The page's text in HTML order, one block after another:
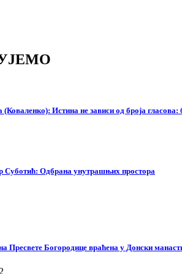
Истина не зависи од броја гласова:
Суботић: Одбрана унутрашњих простора
Пресвете Богородице враћена у Донски